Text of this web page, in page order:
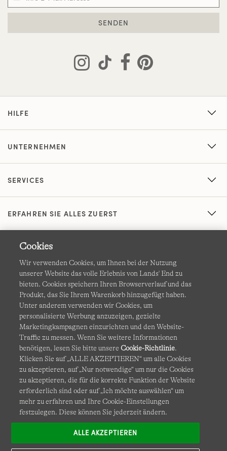
SENDEN
HILFE
UNTERNEHMEN
SERVICES
ERFAHREN SIE ALLES ZUERST
AGB Datenschutz & Sicherheit
Cookies Ich möchte auswählen Barrierefreiheit
Site Map Internationale Websites
Diese Website ist durch reCAPTCHA geschützt. Es gelten die
Datenschutzerklärung undNutzungsbedingungenvon
Google.
Cookies
Wir verwenden Cookies, um Ihnen bei der Nutzung
unserer Website das volle Erlebnis von Lands' End zu
bieten. Cookies speichern Ihren Browserverlauf und das
Produkt, das Sie Ihrem Warenkorb hinzugefügt haben.
Unter anderem verwenden wir Cookies, um
personalisierte Werbung anzuzeigen, gezielte
Marketingkampagnen einzurichten und den Website-
Traffic zu messen. Wenn Sie weitere Informationen
benötigen, lesen Sie bitte unsereCookie-Richtlinie.
Klicken Sie auf „ALLE AKZEPTIEREN“ um alle Cookies
zu akzeptieren, auf „Nur notwendige“ um nur die Cookies
zu akzeptieren, die für die korrekte Funktion der Website
erforderlich sind oder auf „Ich möchte auswählen“ um
mehr zu erfahren und Ihre Cookie-Einstellungen
festzulegen. Diese können Sie jederzeit ändern.
ALLE AKZEPTIEREN